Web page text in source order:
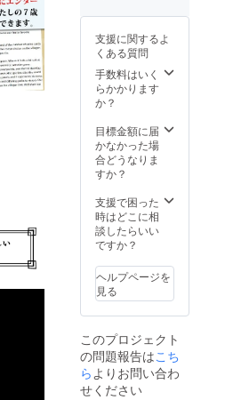
性もご
す。ご
了承く
ださ
い。■ご
用部材
の供給
状況、
都合等
により
出荷時
期が遅
合があ
りま
す。
支援に関するよ
くある質問
手数料はいく
らかかります
か？
目標金額に届
かなかった場
合どうなりま
すか？
支援で困った
時はどこに相
談したらいい
ですか？
ヘルプページを
見る
このプロジェクト
の問題報告はこち
らよりお問い合わ
せください